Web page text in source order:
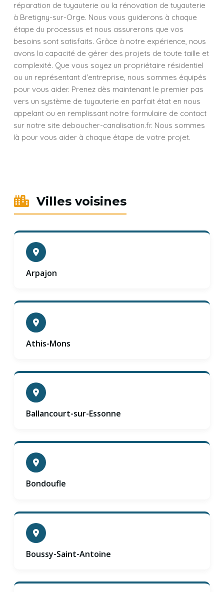
réparation de tuyauterie ou la rénovation de tuyauterie
à Bretigny-sur-Orge. Nous vous guiderons à chaque
étape du processus et nous assurerons que vos
besoins sont satisfaits. Grâce à notre expérience, nous
avons la capacité de gérer des projets de toute taille et
complexité. Que vous soyez un propriétaire résidentiel
ou un représentant d'entreprise, nous sommes équipés
pour vous aider. Prenez dès maintenant le premier pas
vers un système de tuyauterie en parfait état en nous
appelant ou en remplissant notre formulaire de contact
sur notre site deboucher-canalisation.fr. Nous sommes
là pour vous aider à chaque étape de votre projet.
Villes voisines
Arpajon
Athis-Mons
Ballancourt-sur-Essonne
Bondoufle
Boussy-Saint-Antoine